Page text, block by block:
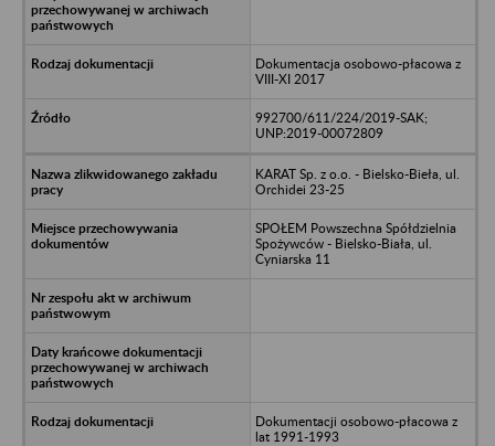
Dokumentacja osobowo-płacowa z
VIII-XI 2017
992700/611/224/2019-SAK;
UNP:2019-00072809
KARAT Sp. z o.o. - Bielsko-Bieła, ul.
Orchidei 23-25
SPOŁEM Powszechna Spółdzielnia
Spożywców - Bielsko-Biała, ul.
Cyniarska 11
Dokumentacji osobowo-płacowa z
lat 1991-1993